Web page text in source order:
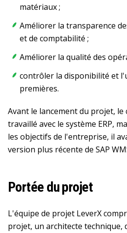
matériaux ;
Améliorer la transparence
et de comptabilité ;
Améliorer la qualité des
contrôler la disponibilité et
premières.
Avant le lancement du projet, le
travaillé avec le système ERP,
les objectifs de l'entreprise, il
version plus récente de SAP
Portée du projet
L'équipe de projet LeverX
projet, un architecte technique,